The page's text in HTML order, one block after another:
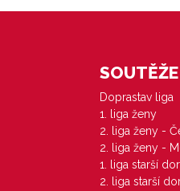
Doprastav liga
1. liga ženy
2. liga ženy -
2. liga ženy -
1. liga starší
2. liga starší